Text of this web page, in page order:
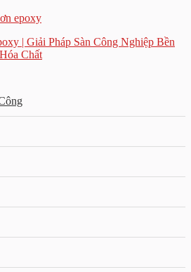
| Giải Pháp Sàn Công Nghiệp Bền
Chất